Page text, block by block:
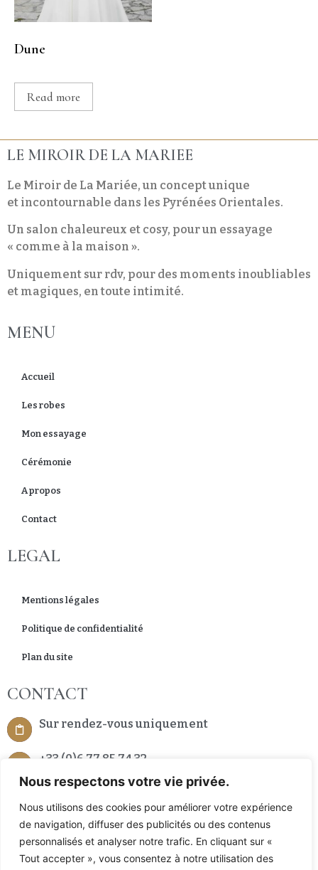
Nous respectons votre vie privée.
Nous utilisons des cookies pour améliorer votre expérience
de navigation, diffuser des publicités ou des contenus
personnalisés et analyser notre trafic. En cliquant sur «
Tout accepter », vous consentez à notre utilisation des
Dune
Read more
LE MIROIR DE LA MARIEE
Le Miroir de La Mariée, un concept unique
et incontournable dans les Pyrénées Orientales.
Un salon chaleureux et cosy, pour un essayage
« comme à la maison ».
Uniquement sur rdv, pour des moments inoubliables
et magiques, en toute intimité.
MENU
Accueil
Les robes
Mon essayage
Cérémonie
A propos
Contact
LEGAL
Mentions légales
Politique de confidentialité
Plan du site
CONTACT
Sur rendez-vous uniquement
+33 (0)6 77 85 74 32